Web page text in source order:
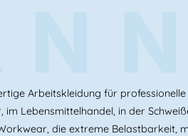
Arbeitskleidung für
im Lebensmittelhandel, in der
die extreme Belastbarkeit,